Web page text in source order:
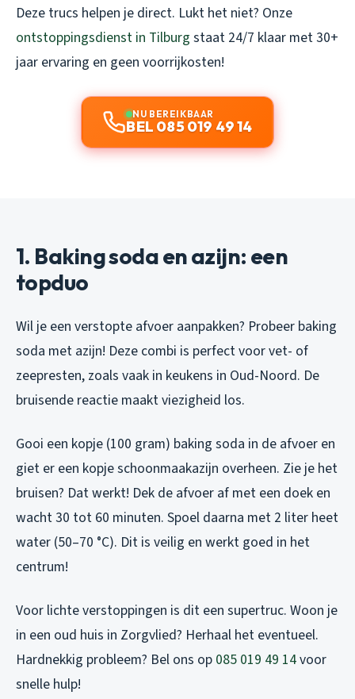
Deze trucs helpen je direct. Lukt het niet? Onze
ontstoppingsdienst in Tilburg staat 24/7 klaar met 30+
jaar ervaring en geen voorrijkosten!
NU BEREIKBAAR
BEL 085 019 49 14
1. Baking soda en azijn: een
topduo
Wil je een verstopte afvoer aanpakken? Probeer baking
soda met azijn! Deze combi is perfect voor vet- of
zeepresten, zoals vaak in keukens in Oud-Noord. De
bruisende reactie maakt viezigheid los.
Gooi een kopje (100 gram) baking soda in de afvoer en
giet er een kopje schoonmaakazijn overheen. Zie je het
bruisen? Dat werkt! Dek de afvoer af met een doek en
wacht 30 tot 60 minuten. Spoel daarna met 2 liter heet
water (50–70 °C). Dit is veilig en werkt goed in het
centrum!
Voor lichte verstoppingen is dit een supertruc. Woon je
in een oud huis in Zorgvlied? Herhaal het eventueel.
Hardnekkig probleem? Bel ons op 085 019 49 14voor
snelle hulp!